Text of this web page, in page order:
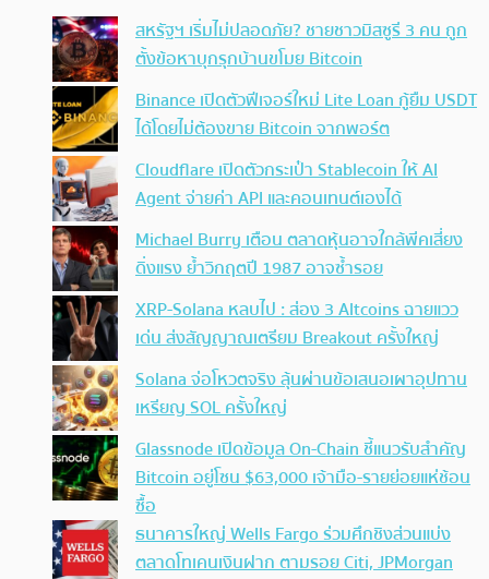
สหรัฐฯ เริ่มไม่ปลอดภัย? ชายชาวมิสซูรี 3 คน ถูก
ตั้งข้อหาบุกรุกบ้านขโมย Bitcoin
Binance เปิดตัวฟีเจอร์ใหม่ Lite Loan กู้ยืม USDT
ได้โดยไม่ต้องขาย Bitcoin จากพอร์ต
Cloudflare เปิดตัวกระเป๋า Stablecoin ให้ AI
Agent จ่ายค่า API และคอนเทนต์เองได้
Michael Burry เตือน ตลาดหุ้นอาจใกล้พีคเสี่ยง
ดิ่งแรง ย้ำวิกฤตปี 1987 อาจซ้ำรอย
XRP-Solana หลบไป : ส่อง 3 Altcoins ฉายแวว
เด่น ส่งสัญญาณเตรียม Breakout ครั้งใหญ่
Solana จ่อโหวตจริง ลุ้นผ่านข้อเสนอเผาอุปทาน
เหรียญ SOL ครั้งใหญ่
Glassnode เปิดข้อมูล On-Chain ชี้แนวรับสำคัญ
Bitcoin อยู่โซน $63,000 เจ้ามือ-รายย่อยแห่ช้อน
ซื้อ
ธนาคารใหญ่ Wells Fargo ร่วมศึกชิงส่วนแบ่ง
ตลาดโทเคนเงินฝาก ตามรอย Citi, JPMorgan